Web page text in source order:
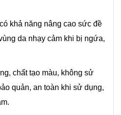
khả năng nâng cao sức đề
da nhạy cảm khi bị ngứa,
chất tạo màu, không sử
quản, an toàn khi sử dụng,